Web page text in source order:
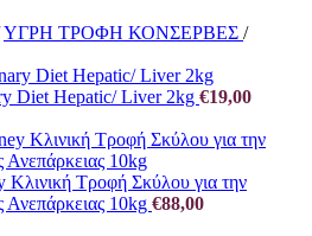
ΥΓΡΗ ΤΡΟΦΗ ΚΟΝΣΕΡΒΕΣ /
Diet Hepatic/ Liver 2kg €19,00
Τροφή Σκύλου για την
Ανεπάρκειας 10kg €88,00